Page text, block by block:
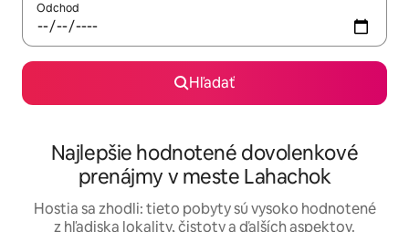
Odchod
Hľadať
Najlepšie hodnotené dovolenkové
prenájmy v meste Lahachok
Hostia sa zhodli: tieto pobyty sú vysoko hodnotené
z hľadiska lokality, čistoty a ďalších aspektov.